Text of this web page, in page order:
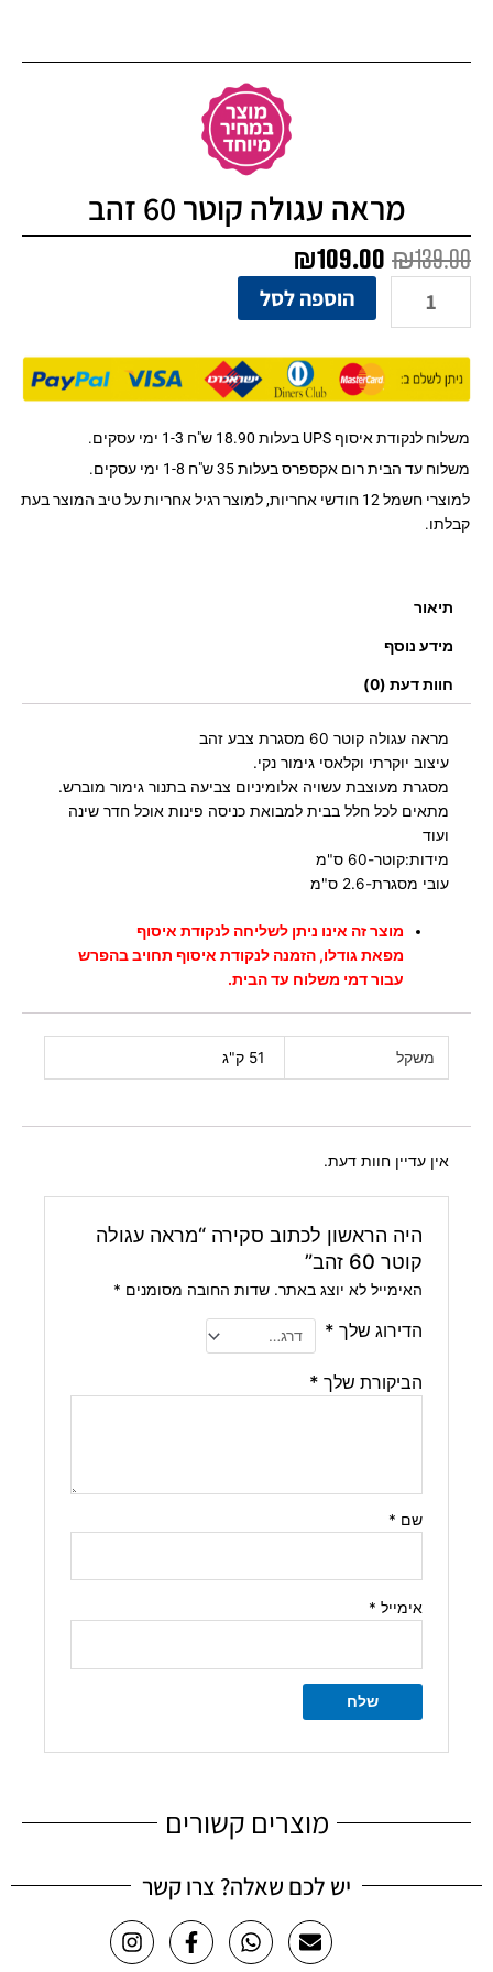
מראה עגולה קוטר 60 זהב
₪139.00 המחיר
המקורי
היה:
₪139.00.
₪109.00
הנוכחי
הוא:
₪109.00.
עגולה
קוטר
זהב
הוספה לסל
משלוח לנקודת איסוף UPS בעלות 18.90 ש"ח 1-3 ימי עסקים.
משלוח עד הבית רום אקספרס בעלות 35 ש"ח 1-8 ימי עסקים.
למוצרי חשמל 12 חודשי אחריות, למוצר רגיל אחריות על טיב המוצר בעת
קבלתו.
תיאור
מידע נוסף
חוות דעת (0)
מראה עגולה קוטר 60 מסגרת צבע זהב
עיצוב יוקרתי וקלאסי גימור נקי.
מסגרת מעוצבת עשויה אלומיניום צביעה בתנור גימור מוברש.
מתאים לכל חלל בבית למבואת כניסה פינות אוכל חדר שינה
ועוד
מידות:קוטר-60 ס"מ
עובי מסגרת-2.6 ס"מ
מוצר זה אינו ניתן לשליחה לנקודת איסוף
מפאת גודלו, הזמנה לנקודת איסוף תחויב בהפרש
עבור דמי משלוח עד הבית.
משקל 51 ק"ג
אין עדיין חוות דעת.
היה הראשון לכתוב סקירה “מראה עגולה
קוטר 60 זהב”
האימייל לא יוצג באתר. שדות החובה מסומנים *
הדירוג שלך *
הביקורת שלך *
שם *
אימייל *
מוצרים קשורים
יש לכם שאלה? צרו קשר
E
n
W
h
F
a
I
n